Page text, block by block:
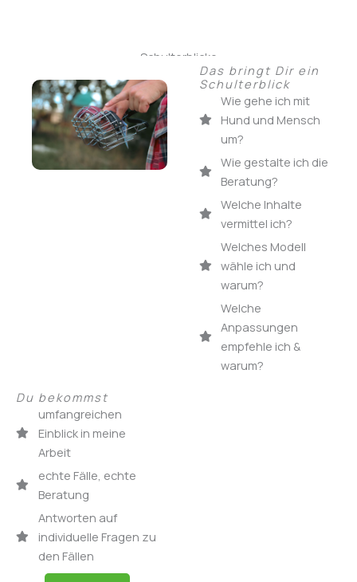
Schulterblicke
Das bringt Dir ein
Schulterblick
Wie gehe ich mit
Hund und Mensch
um?
Wie gestalte ich die
Beratung?
Welche Inhalte
vermittel ich?
Welches Modell
wähle ich und
warum?
Welche
Anpassungen
empfehle ich &
warum?
Du bekommst
umfangreichen
Einblick in meine
Arbeit
echte Fälle, echte
Beratung
Antworten auf
individuelle Fragen zu
den Fällen